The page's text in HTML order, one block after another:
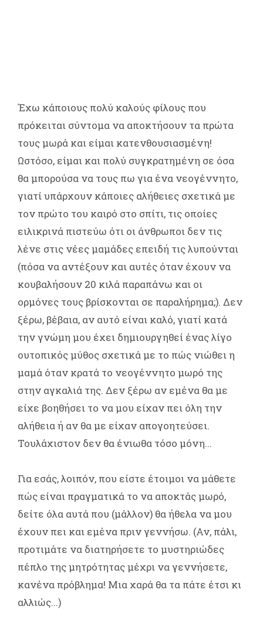
Έχω κάποιους πολύ καλούς φίλους που
πρόκειται σύντομα να αποκτήσουν τα πρώτα
τους μωρά και είμαι κατενθουσιασμένη!
Ωστόσο, είμαι και πολύ συγκρατημένη σε όσα
θα μπορούσα να τους πω για ένα νεογέννητο,
γιατί υπάρχουν κάποιες αλήθειες σχετικά με
τον πρώτο του καιρό στο σπίτι, τις οποίες
ειλικρινά πιστεύω ότι οι άνθρωποι δεν τις
λένε στις νέες μαμάδες επειδή τις λυπούνται
(πόσα να αντέξουν και αυτές όταν έχουν να
κουβαλήσουν 20 κιλά παραπάνω και οι
ορμόνες τους βρίσκονται σε παραλήρημα;). Δεν
ξέρω, βέβαια, αν αυτό είναι καλό, γιατί κατά
την γνώμη μου έχει δημιουργηθεί ένας λίγο
ουτοπικός μύθος σχετικά με το πώς νιώθει η
μαμά όταν κρατά το νεογέννητο μωρό της
στην αγκαλιά της. Δεν ξέρω αν εμένα θα με
είχε βοηθήσει το να μου είχαν πει όλη την
αλήθεια ή αν θα με είχαν απογοητεύσει.
Τουλάχιστον δεν θα ένιωθα τόσο μόνη...
Για εσάς, λοιπόν, που είστε έτοιμοι να μάθετε
πώς είναι πραγματικά το να αποκτάς μωρό,
δείτε όλα αυτά που (μάλλον) θα ήθελα να μου
έχουν πει και εμένα πριν γεννήσω. (Αν, πάλι,
προτιμάτε να διατηρήσετε το μυστηριώδες
πέπλο της μητρότητας μέχρι να γεννήσετε,
κανένα πρόβλημα! Μια χαρά θα τα πάτε έτσι κι
αλλιώς...)